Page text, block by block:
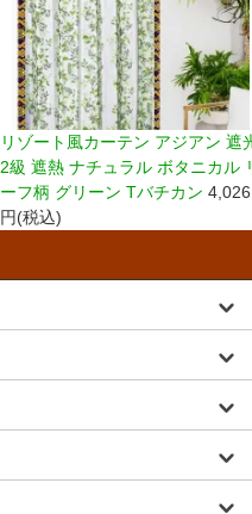
リゾート風カーテン アジアン 遮
2級 遮熱 ナチュラル ボタニカル
ーフ柄 グリーン Tバチカン 4,026
円(税込)